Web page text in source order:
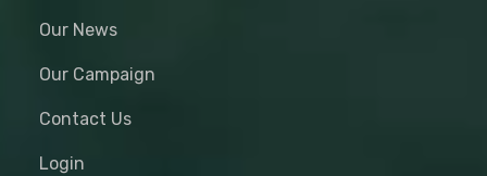
Our News
Our Campaign
Contact Us
Login